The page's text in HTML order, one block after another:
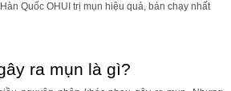
Quốc OHUI trị mụn hiệu quả, bán chạy nhất
ra mụn là gì?